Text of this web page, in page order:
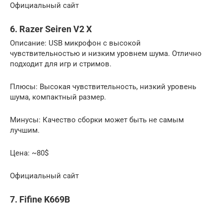
Официальный сайт
6. Razer Seiren V2 X
Описание: USB микрофон с высокой
чувствительностью и низким уровнем шума. Отлично
подходит для игр и стримов.
Плюсы: Высокая чувствительность, низкий уровень
шума, компактный размер.
Минусы: Качество сборки может быть не самым
лучшим.
Цена: ~80$
Официальный сайт
7. Fifine K669B